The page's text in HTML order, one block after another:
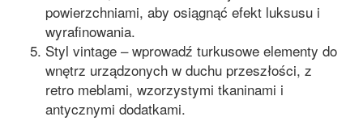
powierzchniami, aby osiągnąć efekt luksusu i
wyrafinowania.
Styl vintage – wprowadź turkusowe elementy do
wnętrz urządzonych w duchu przeszłości, z
retro meblami, wzorzystymi tkaninami i
antycznymi dodatkami.